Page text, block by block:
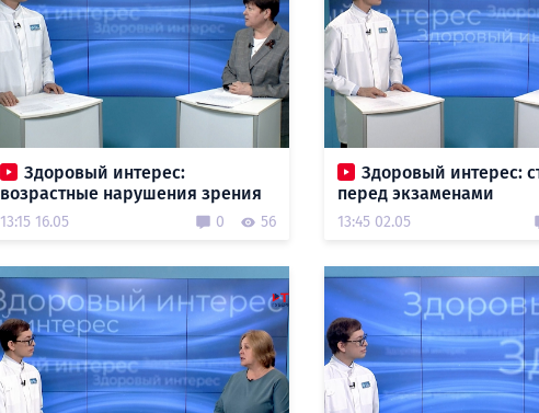
Здоровый интерес:
возрастные нарушения зрения
13:15 16.05 0 56
Здоровый интерес:
перед экзаменами
13:45 02.05